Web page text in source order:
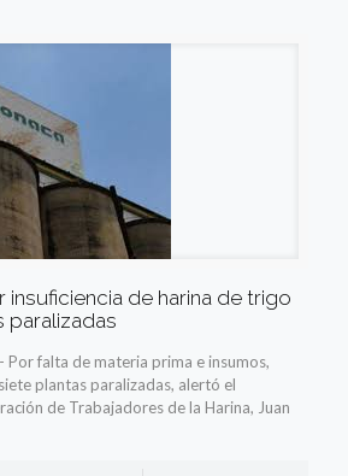
insuficiencia de harina de trigo
paralizadas
Por falta de materia prima e insumos,
plantas paralizadas, alertó el
de Trabajadores de la Harina, Juan